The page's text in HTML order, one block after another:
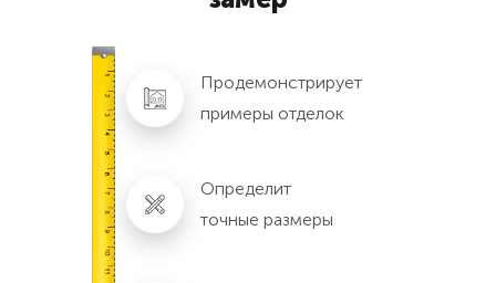
Продемонстрирует
примеры отделок
Определит
точные размеры